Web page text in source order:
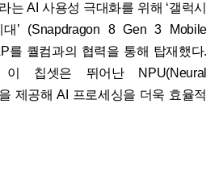
는 AI 사용성 극대화를 위해 ‘갤럭시
’ (Snapdragon 8 Gen 3 Mobile
를 퀄컴과의 협력을 통해 탑재했다.
이 칩셋은 뛰어난 NPU(Neural
제공해 AI 프로세싱을 더욱 효율적